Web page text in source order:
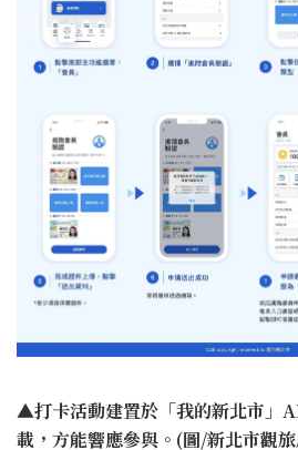
▲打卡活動建置於「我的新北市」
載，方能響應參與。(圖/新北市觀